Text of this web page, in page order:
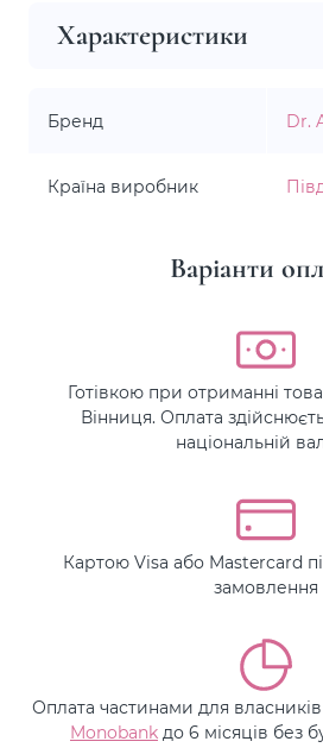
Характеристики
Бренд Dr.
Країна виробник
Варіанти
Готівкою при отриманні
Вінниця. Оплата
національній
Картою Visa або Mastercard
замовлення
Оплата частинами для
Monobank до 6 місяців без